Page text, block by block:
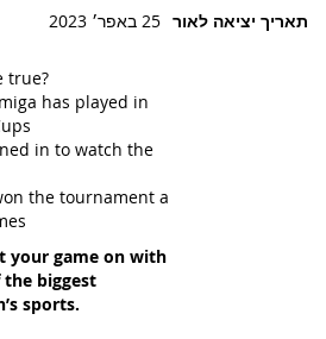
תאריך יציאה לאור 25 באפר׳ 2023
true?
has played in
in to watch the
the tournament a
your game on with
biggest
sports.